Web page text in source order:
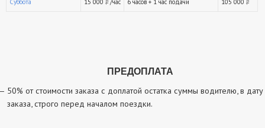
Суббота 15 000 руб.
/час 6 часов + 1 час подачи 105 000
ПРЕДОПЛАТА
50% от стоимости заказа с доплатой остатка суммы водителю, в дату
заказа, строго перед началом поездки.